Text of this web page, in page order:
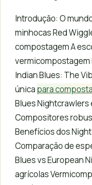
Introdução: O
minhocas Red
compostagem A
vermicompostagem
Indian Blues: The
única para
Blues
Compositores
Benefícios dos
Comparação de
Blues vs European
agrícolas